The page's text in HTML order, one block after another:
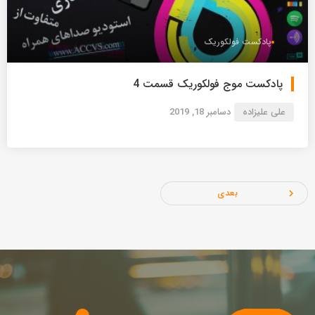
پادکست فولکوریک
پادکست موج فولکوریک قسمت 4
علی علیزاده دسامبر 18, 2019
بعدی navigate_next